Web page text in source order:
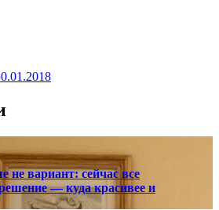
не вариант: сейчас все
— куда красивее и